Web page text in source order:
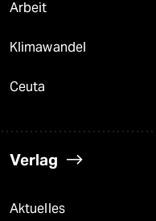
Arbeit
Klimawandel
Ceuta
Verlag
Aktuelles